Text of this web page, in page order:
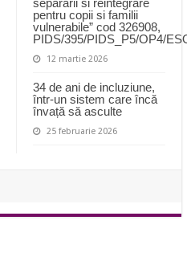
pentru copii si familii
vulnerabile” cod 326908,
PIDS/395/PIDS_P5/OP4/
12 martie 2026
34 de ani de incluziune,
într-un sistem care încă
învață să asculte
25 februarie 2026